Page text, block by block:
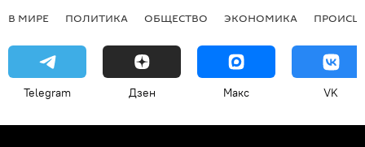
В МИРЕ ПОЛИТИКА ОБЩЕСТВО ЭКОНОМИКА
Telegram Дзен Макс VK